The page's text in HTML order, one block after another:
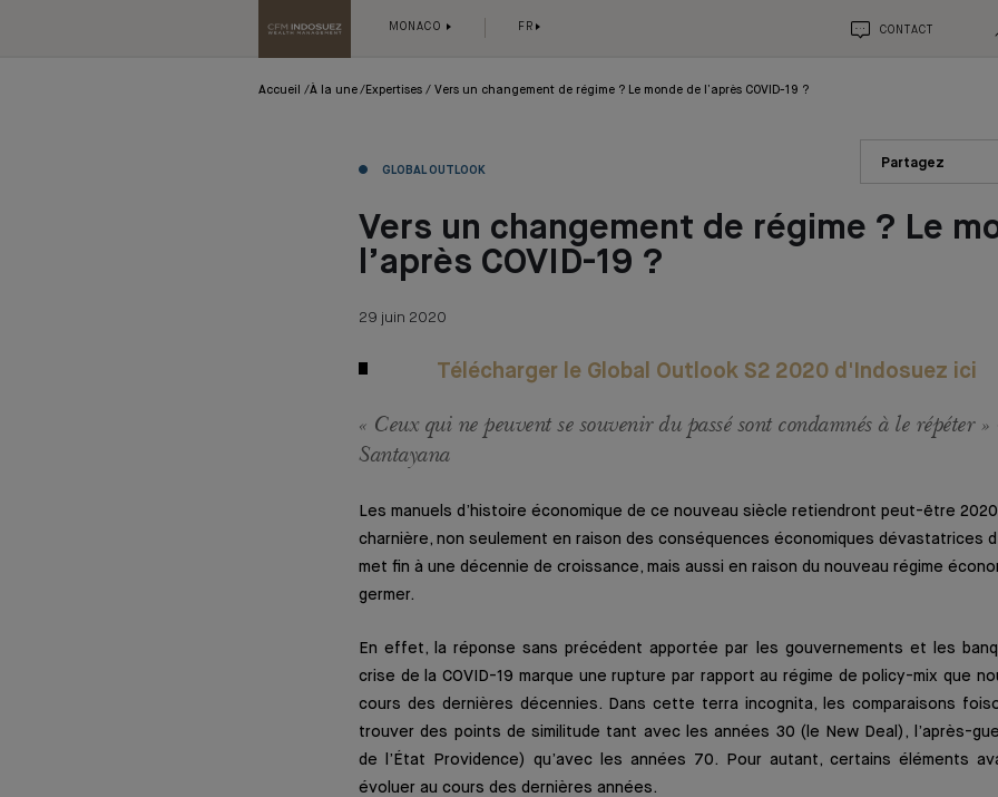
MONACO FR CONTACT
Accueil À la une Expertises Vers un changement de régime ? Le monde de l’après COVID-19 ?
GLOBAL OUTLOOK Partagez
Vers un changement de régime ? Le
l’après COVID-19 ?
29 juin 2020
Télécharger le Global Outlook S2 2020 d'Indosuez ici
« Ceux qui ne peuvent se souvenir du passé sont condamnés à le répéter »
Santayana
Les manuels d’histoire économique de ce nouveau siècle retiendront peut-être
charnière, non seulement en raison des conséquences économiques dévastatrices
met fin à une décennie de croissance, mais aussi en raison du nouveau régime
germer.
En effet, la réponse sans précédent apportée par les gouver­nements et les
crise de la COVID-19 marque une rupture par rapport au régime de policy-mix que
cours des dernières décennies. Dans cette terra incognita, les comparaisons
trouver des points de similitude tant avec les années 30 (le New Deal), l’après-
de l’État Providence) qu’avec les années 70. Pour autant, certains éléments
évoluer au cours des dernières années.